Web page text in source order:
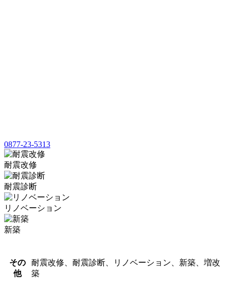
0877-23-5313
耐震改修
耐震診断
リノベーション
新築
その
他
耐震改修、耐震診断、リノベーション、新築、増改
築